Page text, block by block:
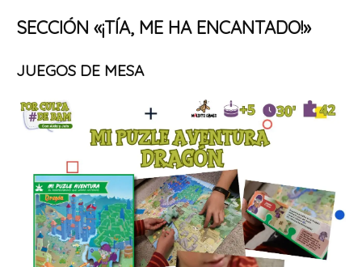
SECCIÓN «¡TÍA, ME HA ENCANTADO!»
JUEGOS DE MESA